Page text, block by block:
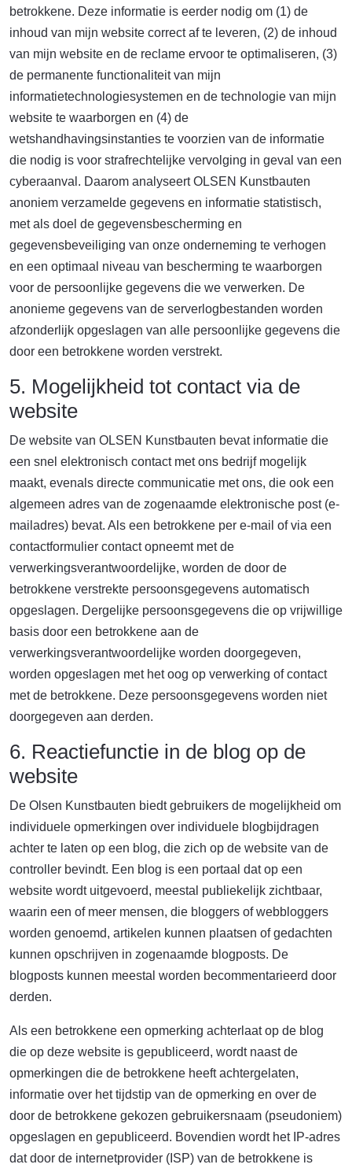
betrokkene. Deze informatie is eerder nodig om (1) de
inhoud van mijn website correct af te leveren, (2) de inhoud
van mijn website en de reclame ervoor te optimaliseren, (3)
de permanente functionaliteit van mijn
informatietechnologiesystemen en de technologie van mijn
website te waarborgen en (4) de
wetshandhavingsinstanties te voorzien van de informatie
die nodig is voor strafrechtelijke vervolging in geval van een
cyberaanval. Daarom analyseert OLSEN Kunstbauten
anoniem verzamelde gegevens en informatie statistisch,
met als doel de gegevensbescherming en
gegevensbeveiliging van onze onderneming te verhogen
en een optimaal niveau van bescherming te waarborgen
voor de persoonlijke gegevens die we verwerken. De
anonieme gegevens van de serverlogbestanden worden
afzonderlijk opgeslagen van alle persoonlijke gegevens die
door een betrokkene worden verstrekt.
5. Mogelijkheid tot contact via de
website
De website van OLSEN Kunstbauten bevat informatie die
een snel elektronisch contact met ons bedrijf mogelijk
maakt, evenals directe communicatie met ons, die ook een
algemeen adres van de zogenaamde elektronische post (e-
mailadres) bevat. Als een betrokkene per e-mail of via een
contactformulier contact opneemt met de
verwerkingsverantwoordelijke, worden de door de
betrokkene verstrekte persoonsgegevens automatisch
opgeslagen. Dergelijke persoonsgegevens die op vrijwillige
basis door een betrokkene aan de
verwerkingsverantwoordelijke worden doorgegeven,
worden opgeslagen met het oog op verwerking of contact
met de betrokkene. Deze persoonsgegevens worden niet
doorgegeven aan derden.
6. Reactiefunctie in de blog op de
website
De Olsen Kunstbauten biedt gebruikers de mogelijkheid om
individuele opmerkingen over individuele blogbijdragen
achter te laten op een blog, die zich op de website van de
controller bevindt. Een blog is een portaal dat op een
website wordt uitgevoerd, meestal publiekelijk zichtbaar,
waarin een of meer mensen, die bloggers of webbloggers
worden genoemd, artikelen kunnen plaatsen of gedachten
kunnen opschrijven in zogenaamde blogposts. De
blogposts kunnen meestal worden becommentarieerd door
derden.
Als een betrokkene een opmerking achterlaat op de blog
die op deze website is gepubliceerd, wordt naast de
opmerkingen die de betrokkene heeft achtergelaten,
informatie over het tijdstip van de opmerking en over de
door de betrokkene gekozen gebruikersnaam (pseudoniem)
opgeslagen en gepubliceerd. Bovendien wordt het IP-adres
dat door de internetprovider (ISP) van de betrokkene is